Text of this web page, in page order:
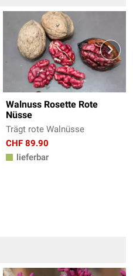
Walnuss Rosette Rote
Nüsse
Trägt rote Walnüsse
CHF 89.90
lieferbar